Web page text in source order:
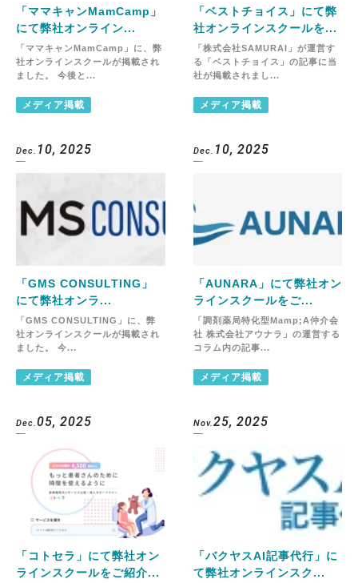
「ママキャンMamCamp」
にて弊社オンライン...
「ママキャンMamCamp」に、弊
社オンラインスクールが掲載され
ました。 今後と...
メディア掲載
「ベストチョイス」にて弊
社オンラインスクールを...
「株式会社SAMURAI」が運営す
る「ベストチョイス」の記事に当
社が掲載されまし...
メディア掲載
Dec. 10, 2025
「GMS CONSULTING」
にて弊社オンラ...
「GMS CONSULTING」に、弊
社オンラインスクールが掲載され
ました。 今...
メディア掲載
Dec. 10, 2025
「AUNARA」にて弊社オン
ラインスクールをご...
「調剤薬局特化型Mamp;A仲介会
社 株式会社アウナラ」の運営する
コラム内の記事...
メディア掲載
Dec.05, 2025
「コトセラ」にて弊社オン
ラインスクールをご紹介...
Nov.25, 2025
「バクヤスAI記事代行」に
て弊社オンラインスク...